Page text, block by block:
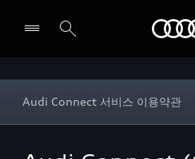
전시장/AS센터 찾기
Audi Connect 서비스 이용약관